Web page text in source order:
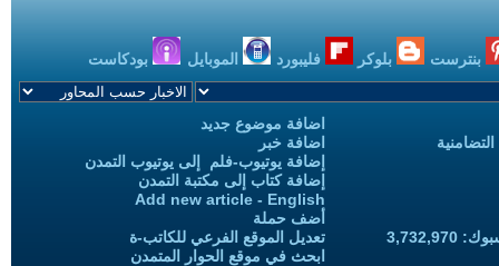
بنترست بلوكر فليبورد الموبايل بودكاست
اضافة موضوع جديد
اضافة خبر
إضافة يوتيوب-فلم إلى يوتيوب التمدن
إضافة كتاب إلى مكتبة التمدن
Add new article - English
أضف حملة
تعديل الموقع الفرعي للكاتب-ة
ابحث في موقع الحوار المتمدن